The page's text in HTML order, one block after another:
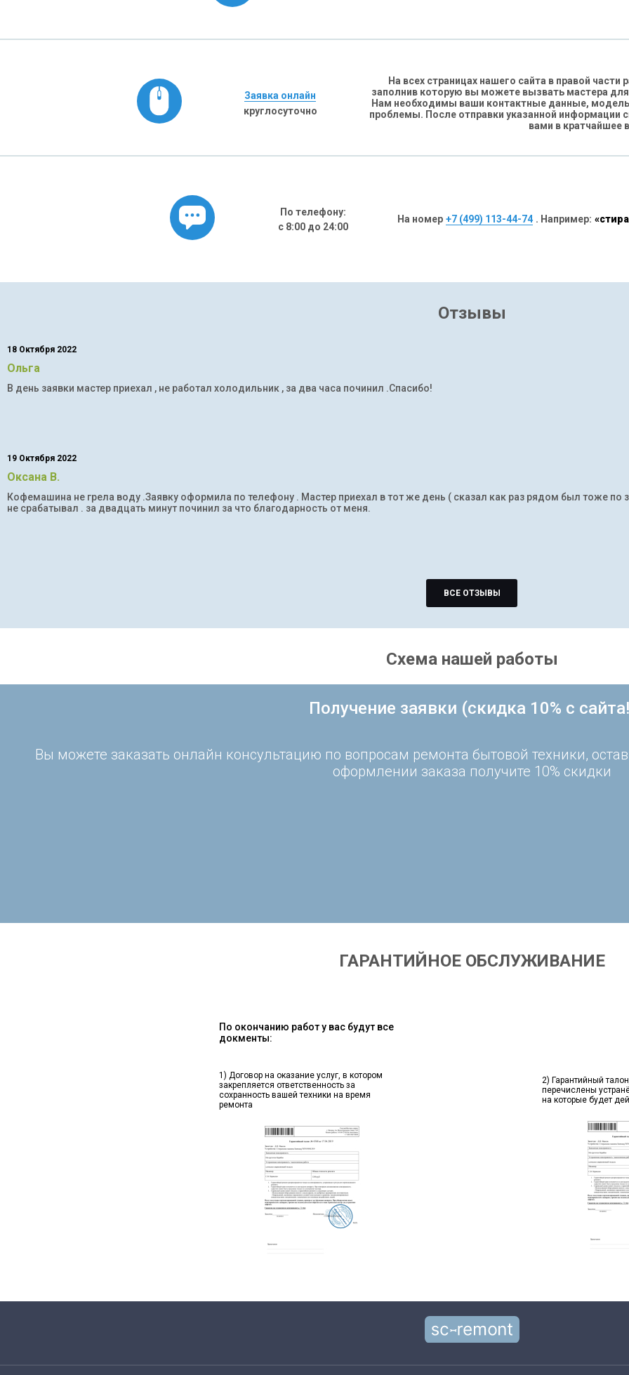
Заявка онлайн
круглосуточно
На всех страницах нашего сайта в правой части
заполнив которую вы можете вызвать мастера
Нам необходимы ваши контактные данные, модель
проблемы. После отправки указанной информации
вами в кратчайшее
По телефону:
с 8:00 до 24:00
На номер +7 (499) 113-44-74 . Например:
Отзывы
18 Октября 2022
Ольга
В день заявки мастер приехал , не работал холодильник , за два часа починил .Спасибо!
19 Октября 2022
Оксана В.
Кофемашина не грела воду .Заявку оформила по телефону . Мастер приехал в тот же день ( сказал как раз рядом был тоже по
не срабатывал . за двадцать минут починил за что благодарность от меня.
ВСЕ ОТЗЫВЫ
Схема нашей работы
Получение заявки (скидка 10% с
Вы можете заказать онлайн консультацию по вопросам ремонта бытовой техники,
оформлении заказа получите 10% скидки
ГАРАНТИЙНОЕ ОБСЛУЖИВАНИЕ
По окончанию работ у вас будут все
докменты:
1) Договор на оказание услуг, в котором
закрепляется ответственность за
сохранность вашей техники на время
ремонта
2) Гарантийный
перечислены
на которые будет